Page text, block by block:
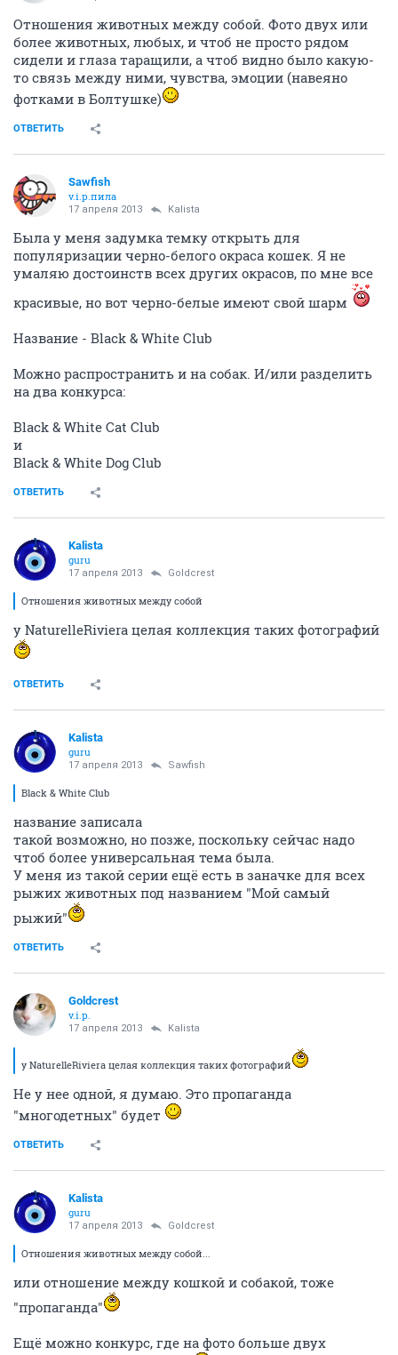
Отношения животных между собой. Фото двух или
более животных, любых, и чтоб не просто рядом
сидели и глаза таращили, а чтоб видно было какую-
то связь между ними, чувства, эмоции (навеяно
фотками в Болтушке)
ОТВЕТИТЬ
Sawfish
v.i.p.пила
17 апреля 2013 Kalista
Была у меня задумка темку открыть для
популяризации черно-белого окраса кошек. Я не
умаляю достоинств всех других окрасов, по мне все
красивые, но вот черно-белые имеют свой шарм
Название - Black & White Club
Можно распространить и на собак. И/или разделить
на два конкурса:
Black & White Cat Club
и
Black & White Dog Club
ОТВЕТИТЬ
Kalista
guru
17 апреля 2013 Goldcrest
Отношения животных между собой
у NaturelleRiviera целая коллекция таких фотографий
ОТВЕТИТЬ
Kalista
guru
17 апреля 2013 Sawfish
Black & White Club
название записала
такой возможно, но позже, поскольку сейчас надо
чтоб более универсальная тема была.
У меня из такой серии ещё есть в заначке для всех
рыжих животных под названием "Мой самый
рыжий"
ОТВЕТИТЬ
Goldcrest
v.i.p.
17 апреля 2013 Kalista
у NaturelleRiviera целая коллекция таких фотографий
Не у нее одной, я думаю. Это пропаганда
"многодетных" будет
ОТВЕТИТЬ
Kalista
guru
17 апреля 2013 Goldcrest
Отношения животных между собой...
или отношение между кошкой и собакой, тоже
"пропаганда"
Ещё можно конкурс, где на фото больше двух